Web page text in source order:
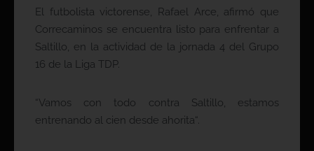
El futbolista victorense, Rafael Arce, afirmó que
Correcaminos se encuentra listo para enfrentar a
Saltillo, en la actividad de la jornada 4 del Grupo
16 de la Liga TDP.
“Vamos con todo contra Saltillo, estamos
entrenando al cien desde ahorita“.